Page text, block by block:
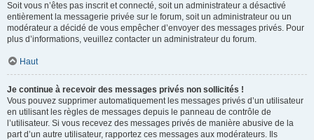
Soit vous n’êtes pas inscrit et connecté, soit un administrateur a désactivé
entièrement la messagerie privée sur le forum, soit un administrateur ou un
modérateur a décidé de vous empêcher d’envoyer des messages privés. Pour
plus d’informations, veuillez contacter un administrateur du forum.
Haut
Je continue à recevoir des messages privés non sollicités !
Vous pouvez supprimer automatiquement les messages privés d’un utilisateur
en utilisant les règles de messages depuis le panneau de contrôle de
l’utilisateur. Si vous recevez des messages privés de manière abusive de la
part d’un autre utilisateur, rapportez ces messages aux modérateurs. Ils